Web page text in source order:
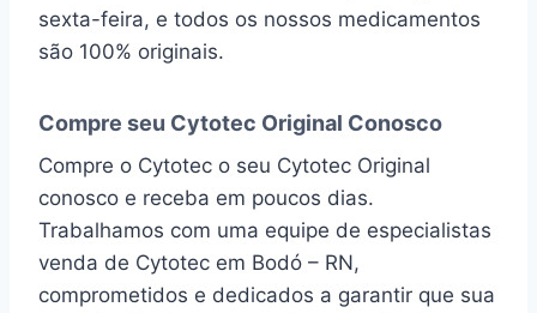
sexta-feira, e todos os nossos medicamentos
são 100% originais.
Compre seu Cytotec Original Conosco
Compre o Cytotec o seu Cytotec Original
conosco e receba em poucos dias.
Trabalhamos com uma equipe de especialistas
venda de Cytotec em Bodó – RN,
comprometidos e dedicados a garantir que sua